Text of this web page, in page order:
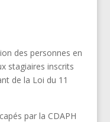
des personnes en
stagiaires inscrits
de la Loi du 11
par la CDAPH